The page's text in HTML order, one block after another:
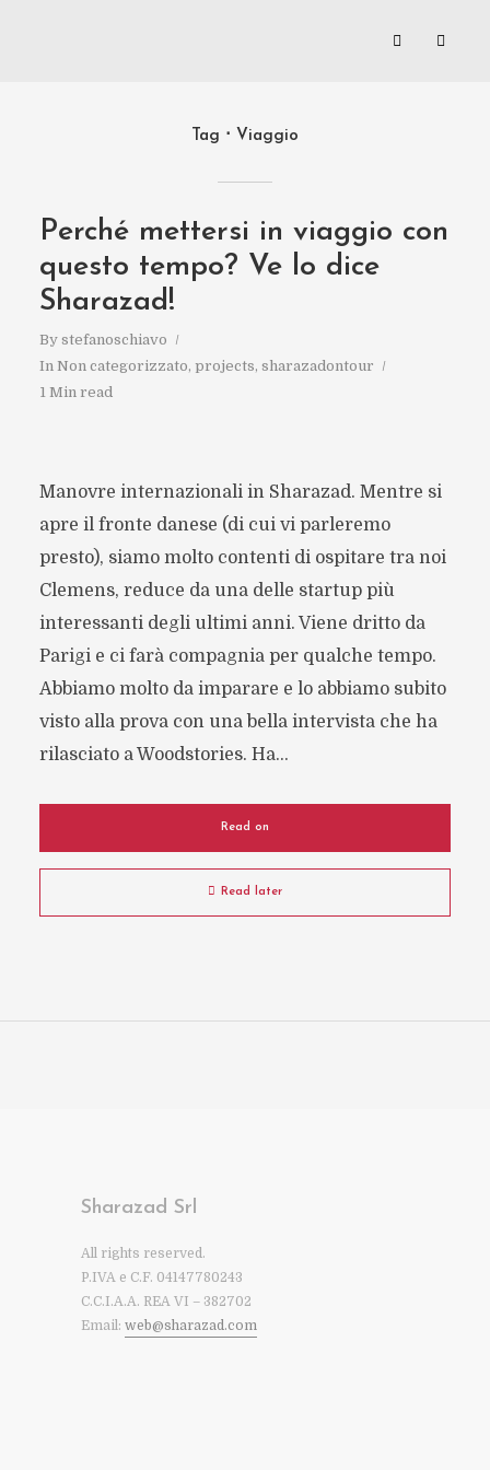
Tag Viaggio
Perché mettersi in viaggio con
questo tempo? Ve lo dice
Sharazad!
By stefanoschiavo
In Non categorizzato, projects, sharazadontour
1 Min read
Manovre internazionali in Sharazad. Mentre si
apre il fronte danese (di cui vi parleremo
presto), siamo molto contenti di ospitare tra noi
Clemens, reduce da una delle startup più
interessanti degli ultimi anni. Viene dritto da
Parigi e ci farà compagnia per qualche tempo.
Abbiamo molto da imparare e lo abbiamo subito
visto alla prova con una bella intervista che ha
rilasciato a Woodstories. Ha...
Read on
Read later
Sharazad Srl
All rights reserved.
P.IVA e C.F. 04147780243
C.C.I.A.A. REA VI – 382702
Email: web@sharazad.com